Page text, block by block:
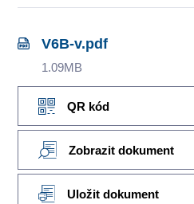
V6B-v.pdf
1.09MB
QR kód
Zobrazit dokument
Uložit dokument